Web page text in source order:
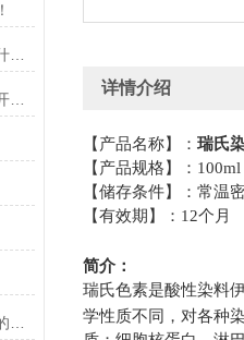
干扰实验中测定肌酐样品的意义是什么？
类风湿因子质控样品买一送一活动开始啦
详情介绍
【产品名称】： 瑞氏
【产品规格】：
【储存条件】：常温
【有效期】： 12个月
简介：
瑞氏色素是酸性染料
学性质不同，对各种